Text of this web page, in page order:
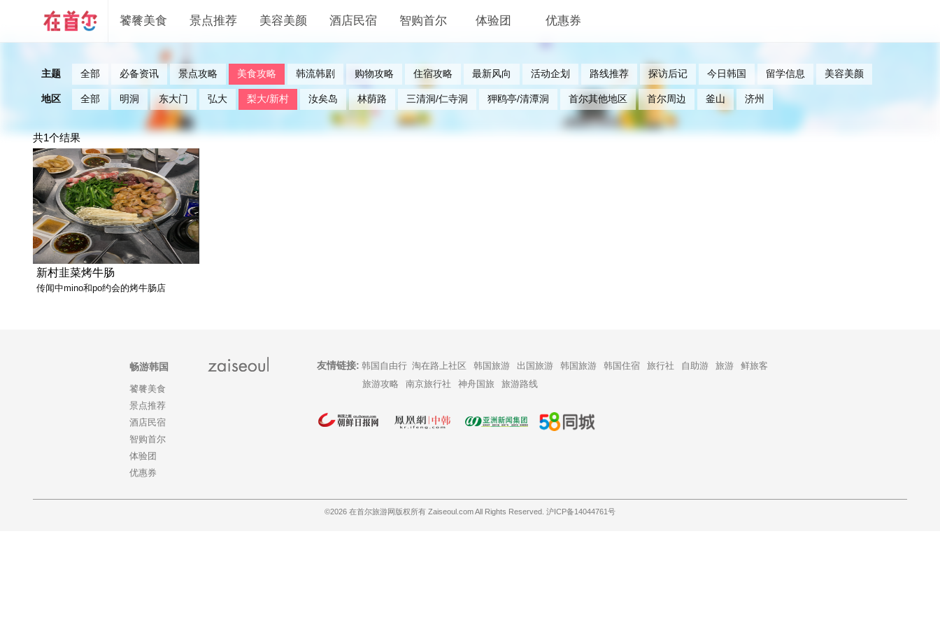
饕餮美食 景点推荐 美容美颜 酒店民宿 智购首尔 体验团 优惠券
主题 全部 必备资讯 景点攻略 美食攻略 韩流韩剧 购物攻略 住宿攻略 最新风向 活动企划 路线推荐 探访后记 今日韩国 留学信息 美容美颜
地区 全部 明洞 东大门 弘大 梨大/新村 汝矣岛 林荫路 三清洞/仁寺洞 狎鸥亭/清潭洞 首尔其他地区 首尔周边 釜山 济州
共1个结果
新村韭菜烤牛肠
传闻中mino和po约会的烤牛肠店
畅游韩国
饕餮美食
景点推荐
酒店民宿
智购首尔
体验团
优惠券
友情链接: 韩国自由行 淘在路上社区 韩国旅游 出国旅游 韩国旅游 韩国住宿 旅行社 自助游 旅游
鲜旅客
旅游攻略
南京旅行社 神舟国旅 旅游路线
©2026 在首尔旅游网版权所有 Zaiseoul.com All Rights Reserved. 沪ICP备14044761号